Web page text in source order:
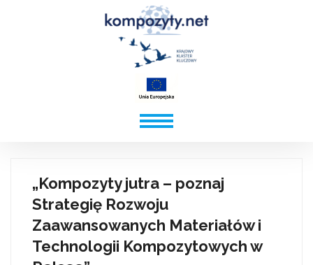
„Kompozyty jutra – poznaj
Strategię Rozwoju
Zaawansowanych Materiałów i
Technologii Kompozytowych w